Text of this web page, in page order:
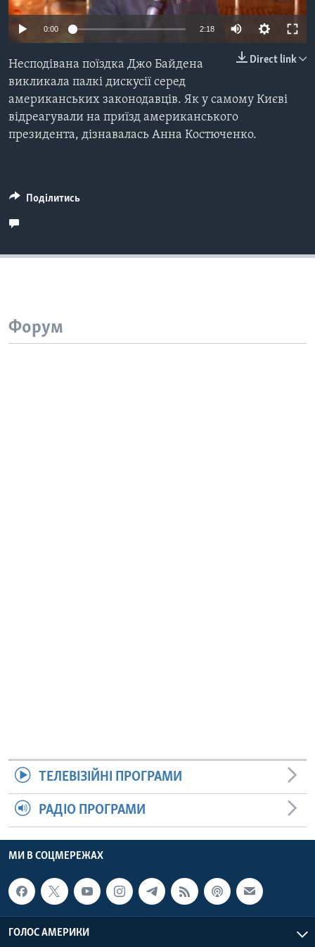
СУСПІЛЬСТВО
ІСТОРІЇ УСПІХУ УКРАЇНЦІВ
ТЕЛЕПРОГРАМИ
БРИФІНГ ГОЛОСУ АМЕРИКИ
СТУДІЯ ВАШИНГТОН
ВІКНО В АМЕРИКУ
Learning English
МИ В СОЦМЕРЕЖАХ
Мови
0:00 2:18
Direct link
Несподівана поїздка Джо Байдена
викликала палкі дискусії серед
американських законодавців. Як у самому Києві
відреагували на приїзд американського
президента, дізнавалась Анна Костюченко.
Поділитись
Форум
ТЕЛЕВІЗІЙНІ ПРОГРАМИ
РАДІО ПРОГРАМИ
МИ В СОЦМЕРЕЖАХ
ГОЛОС АМЕРИКИ